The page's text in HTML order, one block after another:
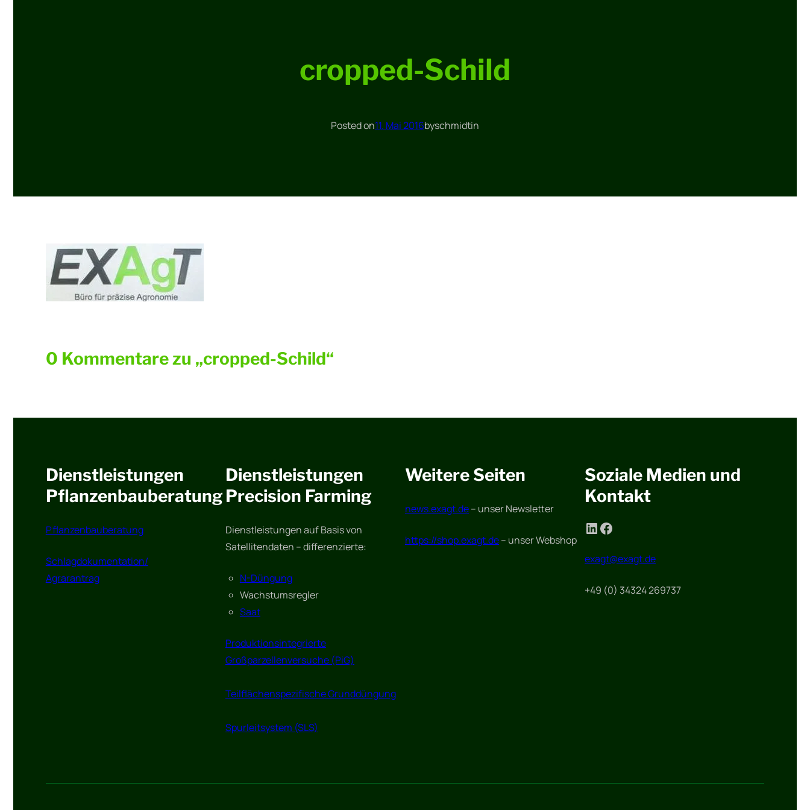
cropped-Schild
Posted on11. Mai 2016byschmidtin
0 Kommentare zu „cropped-Schild“
Dienstleistungen
Pflanzenbauberatung
Pflanzenbauberatung
Schlagdokumentation/
Agrarantrag
Dienstleistungen
Precision Farming
Dienstleistungen auf Basis von
Satellitendaten – differenzierte:
N-Düngung
Wachstumsregler
Saat
Produktionsintegrierte
Großparzellenversuche (PiG)
Teilflächenspezifische Grunddüngung
Spurleitsystem (SLS)
Weitere Seiten
news.exagt.de– unser Newsletter
https://shop.exagt.de– unser Webshop
Soziale Medien und
Kontakt
LinkedIn Facebook
exagt@exagt.de
+49 (0) 34324 269737